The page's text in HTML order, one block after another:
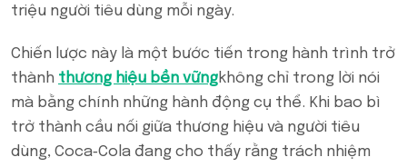
triệu người tiêu dùng mỗi ngày.
Chiến lược này là một bước tiến trong hành trình trở
thành thương hiệu bền vữngkhông chỉ trong lời nói
mà bằng chính những hành động cụ thể. Khi bao bì
trở thành cầu nối giữa thương hiệu và người tiêu
dùng, Coca‑Cola đang cho thấy rằng trách nhiệm